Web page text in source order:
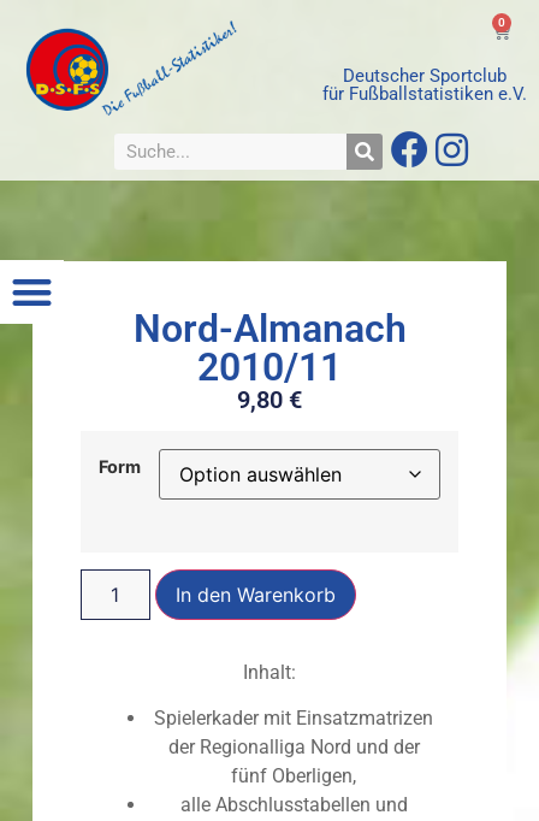
Deutscher Sportclub
für Fußballstatistiken e.V.
0
Nord-Almanach
2010/11
9,80 €
Form
In den Warenkorb
Inhalt:
Spielerkader mit Einsatzmatrizen
der Regionalliga Nord und der
fünf Oberligen,
alle Abschlusstabellen und